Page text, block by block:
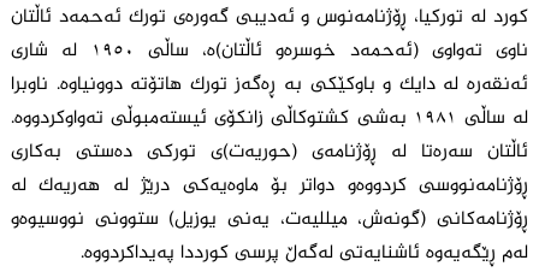
کورد لە تورکیا، ڕۆژنامەنوس و ئەدیبی گەورەی تورک ئەحمەد ئاڵتان
ناوی تەواوی (ئەحمەد خوسرەو ئاڵتان)ە، ساڵی ١٩٥٠ لە شاری
ئەنقەرە لە دایک و باوکێکی بە ڕەگەز تورک هاتۆتە دوونیاوە. ناوبرا
لە ساڵی ١٩٨١ بەشی کشتوکاڵی زانکۆی ئیستەمبوڵی تەواوکردووە.
ئاڵتان سەرەتا لە ڕۆژنامەی (حوریەت)ی تورکی دەستی بەکاری
ڕۆژنامەنووسی کردووەو دواتر بۆ ماوەیەکی درێژ لە هەریەک لە
ڕۆژنامەکانی (گونەش، میللیەت، یەنی یوزیل) ستوونی نووسیوەو
لەم ڕێگەیەوە ئاشنایەتی لەگەڵ پرسی کورددا پەیداکردووە.